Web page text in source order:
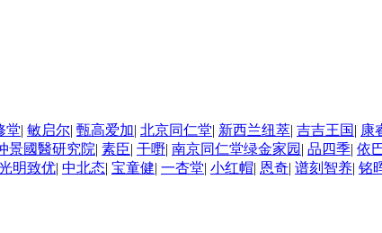
堂| 敏启尔| 甄高爱加| 北京同仁堂| 新西兰纽萃| 吉吉王国| 康
景國醫研究院| 素臣| 干嘢| 南京同仁堂绿金家园 | 品四季| 依
明致优| 中北态| 宝童健| 一杏堂| 小红帽| 恩奇| 谱刻智养| 铭